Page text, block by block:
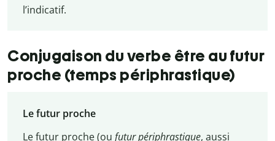
l’indicatif.
Conjugaison du verbe être au futur
proche (temps périphrastique)
Le futur proche
Le futur proche (ou futur périphrastique, aussi